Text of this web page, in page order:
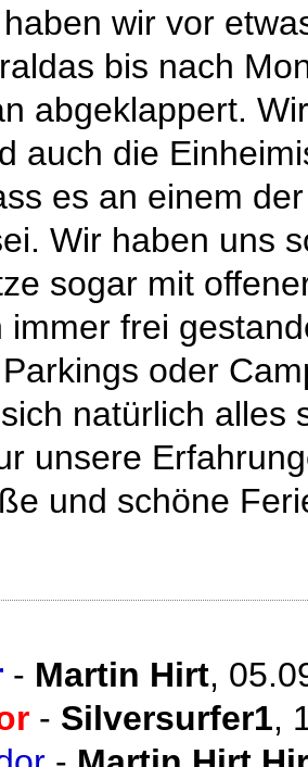
wir vor
bis nach
abgeklappert.
auch die
es an einem
Wir haben uns
sogar mit
immer frei
oder
natürlich alles
unsere
und schöne
- Martin Hirt,
- Silversurfer1,